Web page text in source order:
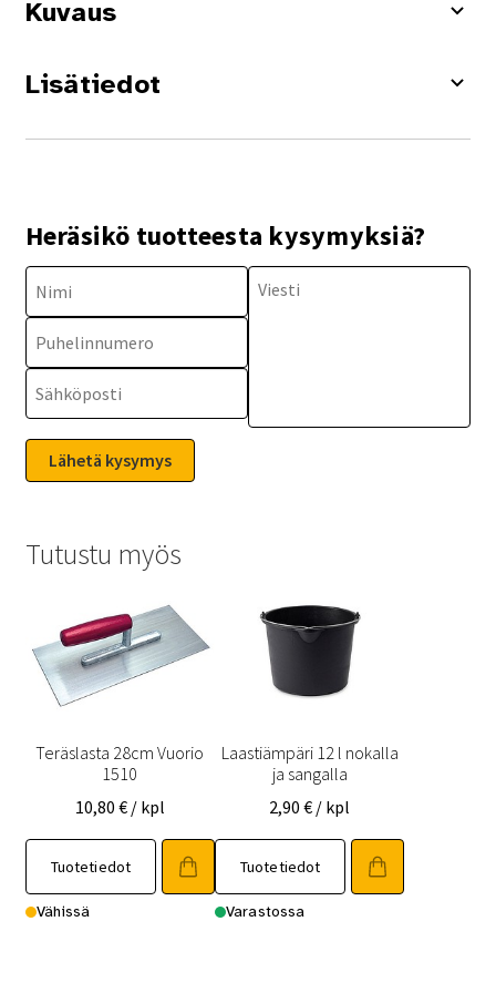
Kuvaus
Lisätiedot
Heräsikö tuotteesta kysymyksiä?
Tutustu myös
Teräslasta 28cm Vuorio
1510
10,80 € / kpl
Tuotetiedot
Vähissä
Laastiämpäri 12 l nokalla
ja sangalla
2,90€ / kpl
Tuotetiedot
Varastossa